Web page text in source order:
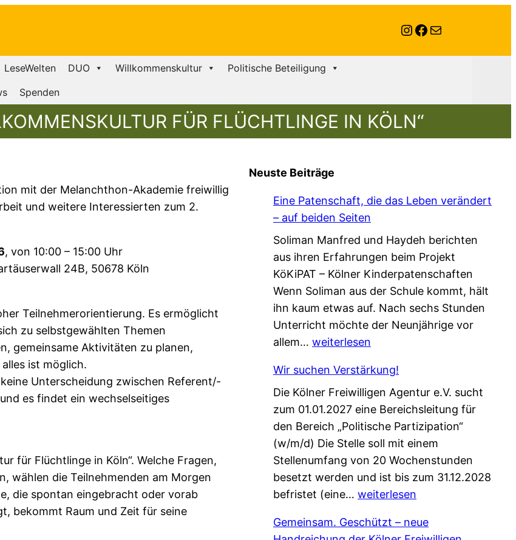
Instagram
Facebook
E-Mail
LeseWelten DUO Willkommenskultur
Politische Beteiligung
Spenden
FÜR FLÜCHTLINGE IN KÖLN“
mit der Melanchthon-Akademie freiwillig
und weitere Interessierten zum 2.
, von 10:00 – 15:00 Uhr
24B, 50678 Köln
Teilnehmerorientierung. Es ermöglicht
zu selbstgewählten Themen
gemeinsame Aktivitäten zu planen,
ist möglich.
Unterscheidung zwischen Referent/-
es findet ein wechselseitiges
für Flüchtlinge in Köln“. Welche Fragen,
wählen die Teilnehmenden am Morgen
die spontan eingebracht oder vorab
bekommt Raum und Zeit für seine
Neuste Beiträge
Eine Patenschaft, die das Leben verändert
– auf beiden Seiten
Soliman Manfred und Haydeh berichten
aus ihren Erfahrungen beim Projekt
KöKiPAT – Kölner Kinderpatenschaften
Wenn Soliman aus der Schule kommt, hält
ihn kaum etwas auf. Nach sechs Stunden
Unterricht möchte der Neunjährige vor
allem… E
n
e
P
a
t
e
n
s
h
weiterlesen
Wir suchen Verstärkung!
Die Kölner Freiwilligen Agentur e.V. sucht
zum 01.01.2027 eine Bereichsleitung für
den Bereich „Politische Partizipation“
(w/m/d) Die Stelle soll mit einem
Stellenumfang von 20 Wochenstunden
besetzt werden und ist bis zum 31.12.2028
befristet (eine… W
r
weiterlesen
Gemeinsam. Geschützt – neue